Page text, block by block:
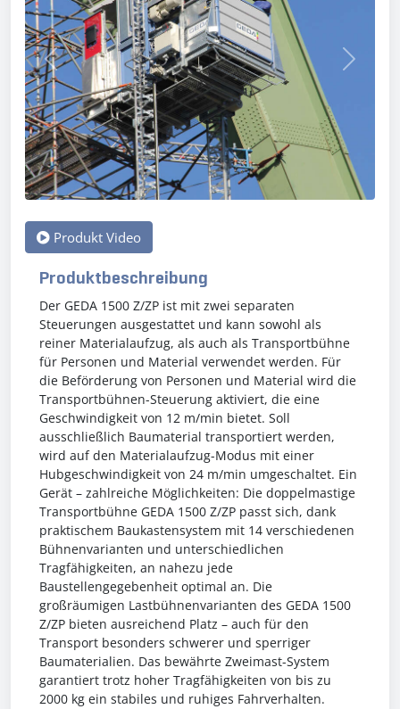
Previous Next
Produkt Video
Produktbeschreibung
Der GEDA 1500 Z/ZP ist mit zwei separaten
Steuerungen ausgestattet und kann sowohl als
reiner Materialaufzug, als auch als Transportbühne
für Personen und Material verwendet werden. Für
die Beförderung von Personen und Material wird die
Transportbühnen-Steuerung aktiviert, die eine
Geschwindigkeit von 12 m/min bietet. Soll
ausschließlich Baumaterial transportiert werden,
wird auf den Materialaufzug-Modus mit einer
Hubgeschwindigkeit von 24 m/min umgeschaltet. Ein
Gerät – zahlreiche Möglichkeiten: Die doppelmastige
Transportbühne GEDA 1500 Z/ZP passt sich, dank
praktischem Baukastensystem mit 14 verschiedenen
Bühnenvarianten und unterschiedlichen
Tragfähigkeiten, an nahezu jede
Baustellengegebenheit optimal an. Die
großräumigen Lastbühnenvarianten des GEDA 1500
Z/ZP bieten ausreichend Platz – auch für den
Transport besonders schwerer und sperriger
Baumaterialien. Das bewährte Zweimast-System
garantiert trotz hoher Tragfähigkeiten von bis zu
2000 kg ein stabiles und ruhiges Fahrverhalten.